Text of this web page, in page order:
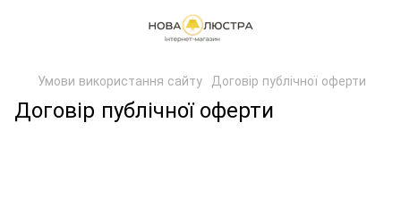
Умови використання сайту Договір публічної оферти
Договір публічної оферти